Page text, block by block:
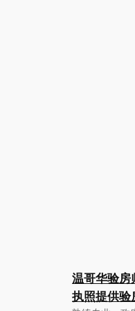
温哥华验房
执照提供验